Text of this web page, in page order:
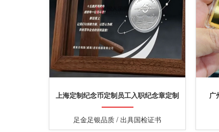
上海定制纪念币定制员工入职纪念章定制
足金足银品质 / 出具国检证书
广